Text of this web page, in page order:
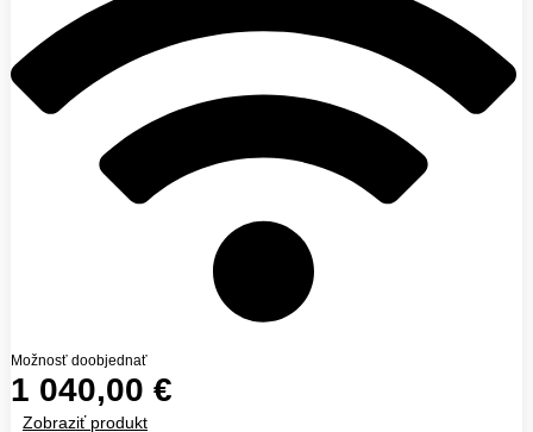
Možnosť doobjednať
1 040,00 €
Zobraziť produkt